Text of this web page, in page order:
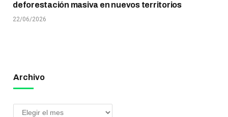
deforestación masiva en nuevos territorios
22/06/2026
Archivo